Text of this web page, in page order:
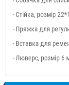
- Стійка, розмір
- Пряжка для
- Вставка для
- Люверс, розмір 6